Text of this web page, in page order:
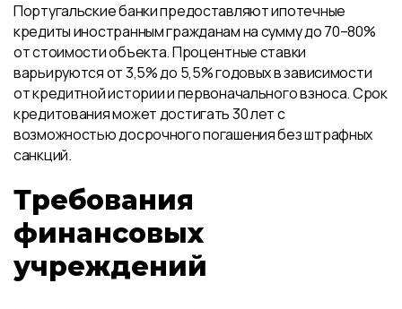
Португальские банки предоставляют ипотечные
кредиты иностранным гражданам на сумму до 70–80%
от стоимости объекта. Процентные ставки
варьируются от 3,5% до 5,5% годовых в зависимости
от кредитной истории и первоначального взноса. Срок
кредитования может достигать 30 лет с
возможностью досрочного погашения без штрафных
санкций.
Требования
финансовых
учреждений